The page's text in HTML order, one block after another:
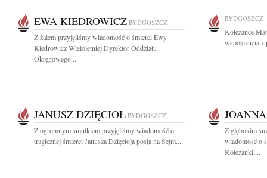
EWA KIEDROWICZ BYDGOSZCZ
Z żalem przyjęliśmy wiadomość o śmierci Ewy
Kiedrowicz Wieloletniej Dyrektor Oddziału
Okręgowego...
BYDGOSZCZ
Koleżance
współczucia
JANUSZ DZIĘCIOŁ BYDGOSZCZ
Z ogromnym smutkiem przyjęliśmy wiadomość o
tragicznej śmierci Janusza Dzięcioła posła na Sejm...
Z głębokim
wiadomość o
Koleżanki,...